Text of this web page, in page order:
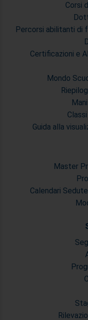
Corsi
Percorsi abilitanti di
Certificazioni e
Mondo
Guida alla
Master
Calendari